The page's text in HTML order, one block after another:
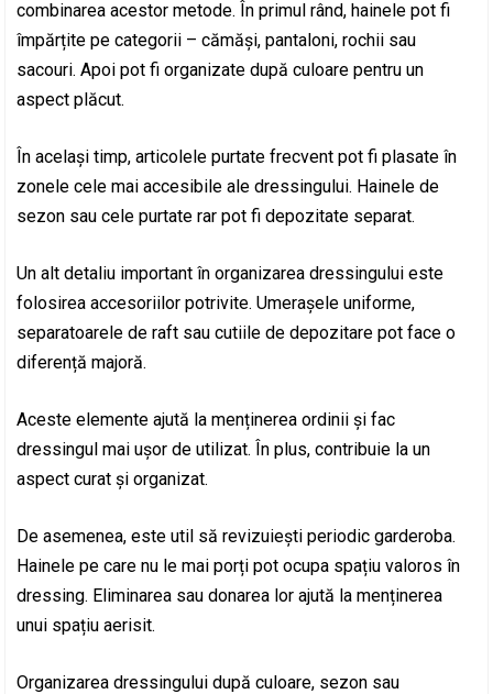
combinarea acestor metode. În primul rând, hainele pot fi
împărțite pe categorii – cămăși, pantaloni, rochii sau
sacouri. Apoi pot fi organizate după culoare pentru un
aspect plăcut.
În același timp, articolele purtate frecvent pot fi plasate în
zonele cele mai accesibile ale dressingului. Hainele de
sezon sau cele purtate rar pot fi depozitate separat.
Un alt detaliu important în organizarea dressingului este
folosirea accesoriilor potrivite. Umerașele uniforme,
separatoarele de raft sau cutiile de depozitare pot face o
diferență majoră.
Aceste elemente ajută la menținerea ordinii și fac
dressingul mai ușor de utilizat. În plus, contribuie la un
aspect curat și organizat.
De asemenea, este util să revizuiești periodic garderoba.
Hainele pe care nu le mai porți pot ocupa spațiu valoros în
dressing. Eliminarea sau donarea lor ajută la menținerea
unui spațiu aerisit.
Organizarea dressingului după culoare, sezon sau